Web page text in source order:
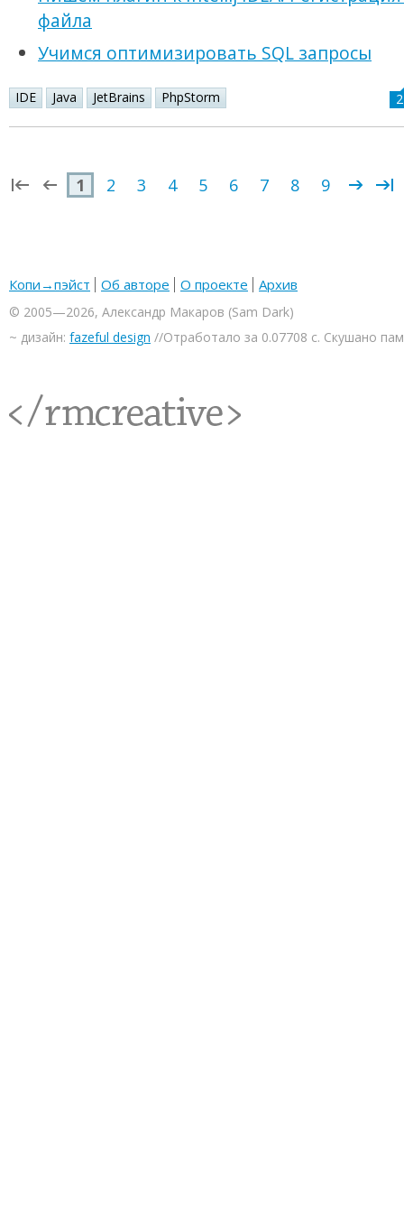
файла
Учимся оптимизировать SQL запросы
IDE Java JetBrains PhpStorm
1 2 3 4 5 6 7 8 9
Копи→пэйст Об авторе О проекте Архив
© 2005—2026, Александр Макаров (Sam Dark)
~ дизайн: fazeful design //Отработало за 0.07708 с. Скушано
<rmcreative/>